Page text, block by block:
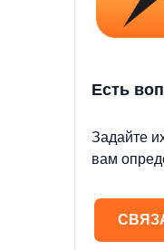
Есть
Задайте
вам